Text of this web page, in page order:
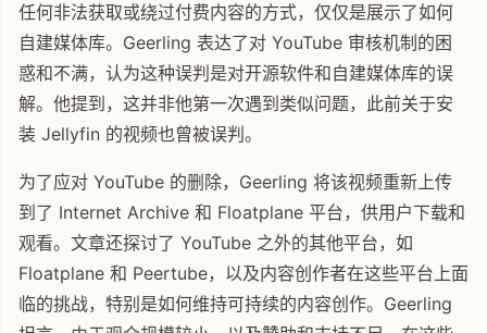
任何非法获取或绕过付费内容的方式，仅仅是展示了如何
自建媒体库。Geerling 表达了对 YouTube 审核机制的困
惑和不满，认为这种误判是对开源软件和自建媒体库的误
解。他提到，这并非他第一次遇到类似问题，此前关于安
装 Jellyfin 的视频也曾被误判。
为了应对 YouTube 的删除，Geerling 将该视频重新上传
到了 Internet Archive 和 Floatplane 平台，供用户下载和
观看。文章还探讨了 YouTube 之外的其他平台，如
Floatplane 和 Peertube，以及内容创作者在这些平台上面
临的挑战，特别是如何维持可持续的内容创作。Geerling